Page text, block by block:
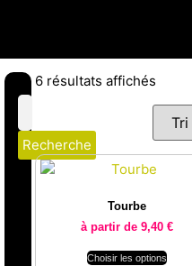
Recherche
6 résultats affichés
Tourbe
à partir de 9,40 €
Choisir les options